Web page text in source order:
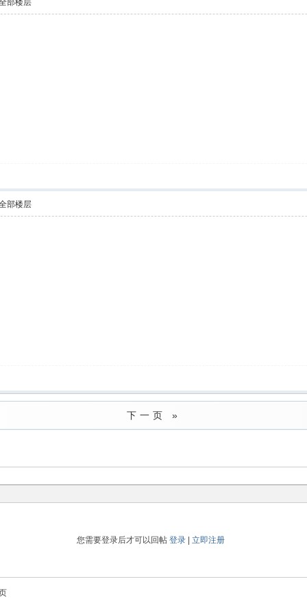
部楼层
部楼层
下一页 »
您需要登录后才可以回帖 登录| 立即注册